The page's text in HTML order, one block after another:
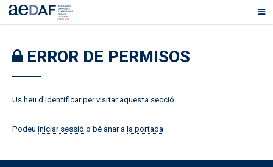
ERROR DE PERMISOS
Us heu d'identificar per visitar aquesta secció.
Podeu iniciar sessió o bé anar a la portada